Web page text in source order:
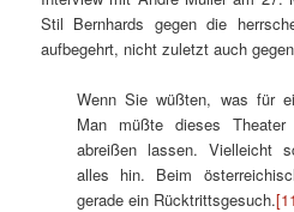
Stil Bernhards gegen die
aufbegehrt, nicht zuletzt auch
Wenn Sie wüßten, was für
Man müßte dieses
abreißen lassen. Vielleicht
alles hin. Beim
gerade ein Rücktrittsgesuch.